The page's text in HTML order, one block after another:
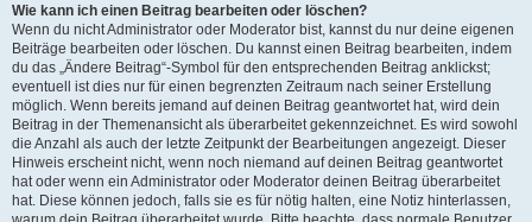
Wie kann ich einen Beitrag bearbeiten oder löschen?
Wenn du nicht Administrator oder Moderator bist, kannst du nur deine eigenen
Beiträge bearbeiten oder löschen. Du kannst einen Beitrag bearbeiten, indem
du das „Ändere Beitrag“-Symbol für den entsprechenden Beitrag anklickst;
eventuell ist dies nur für einen begrenzten Zeitraum nach seiner Erstellung
möglich. Wenn bereits jemand auf deinen Beitrag geantwortet hat, wird dein
Beitrag in der Themenansicht als überarbeitet gekennzeichnet. Es wird sowohl
die Anzahl als auch der letzte Zeitpunkt der Bearbeitungen angezeigt. Dieser
Hinweis erscheint nicht, wenn noch niemand auf deinen Beitrag geantwortet
hat oder wenn ein Administrator oder Moderator deinen Beitrag überarbeitet
hat. Diese können jedoch, falls sie es für nötig halten, eine Notiz hinterlassen,